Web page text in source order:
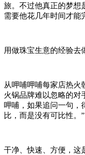
旅。不过他真正的梦想
需要他花几年时间才能
用做珠宝生意的经验去
从呷哺呷哺每家店热火
火锅品牌难以忽略的对
呷哺，如果追问一句，
比，而是没有可比性。”
干净、快速、方便，这